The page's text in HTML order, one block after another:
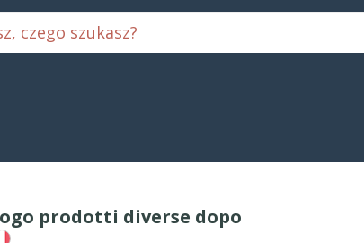
prodotti diverse dopo